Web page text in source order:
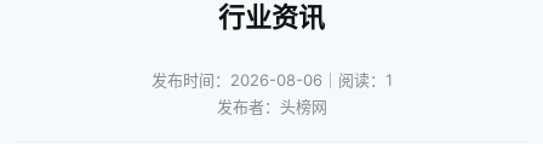
行业资讯
发布时间：2026-08-06｜阅读：1
发布者：头榜网